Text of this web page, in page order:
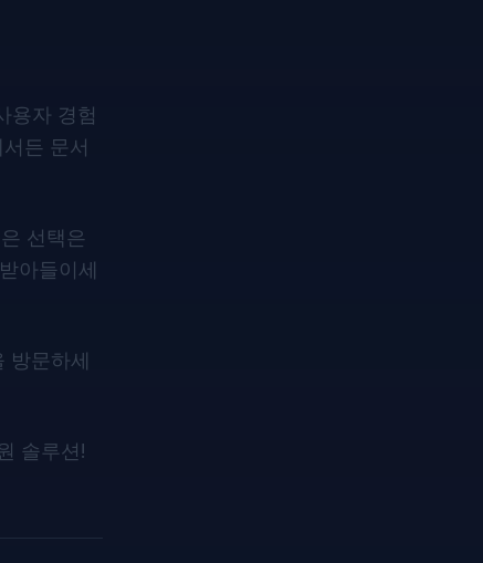
용자 경험
든 문서
선택은
아들이세
방문하세
솔루션!